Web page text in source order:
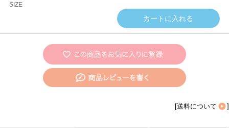
SIZE
[送料について ]